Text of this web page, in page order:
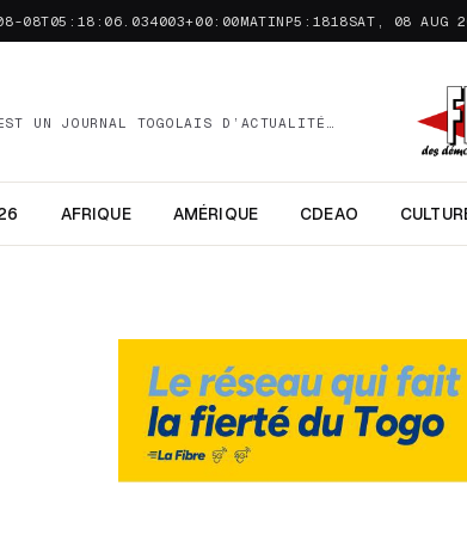
08T05:18:06.034003+00:00MATINP5:1818SAT, 08 AUG
UN JOURNAL TOGOLAIS D’ACTUALITÉ…
AFRIQUE AMÉRIQUE CDEAO